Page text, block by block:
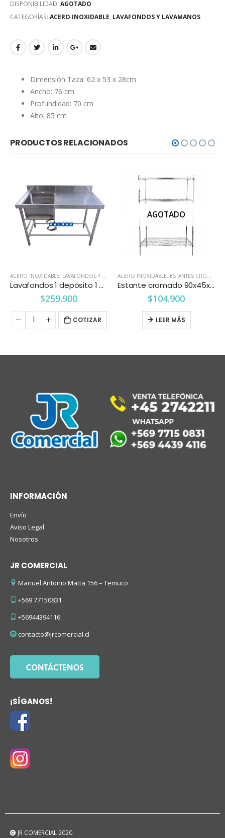
DISPONIBILIDAD: AGOTADO
CATEGORÍAS: ACERO INOXIDABLE, LAVAFONDOS Y LAVAMANOS
Dimensión Taza: 62 x 53 x 28cm
Ancho: 76 cm
Profundidad: 70 cm
Alto: 85 cm
PRODUCTOS RELACIONADOS
ACERO INOXIDABLE, LAVAFONDOS Y LAVAMANOS
Lavafondos 1 depósito 1 secador derecho 1.2 mts.
$259.900
COTIZAR
AGOTADO
ACERO INOXIDABLE, ESTANTES CROMADOS
Estante cromado 90x45x160
$104.900
LEER MÁS
INFORMACIÓN
Envío
Aviso Legal
Nosotros
JR COMERCIAL
Manuel Antonio Matta 156 – Temuco
+569 77150831
+56944394116
contacto@jrcomercial.cl
¡SÍGANOS!
JR COMERCIAL 2020